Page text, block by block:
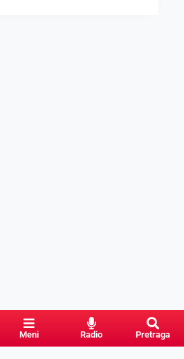
Meni Radio Pretraga